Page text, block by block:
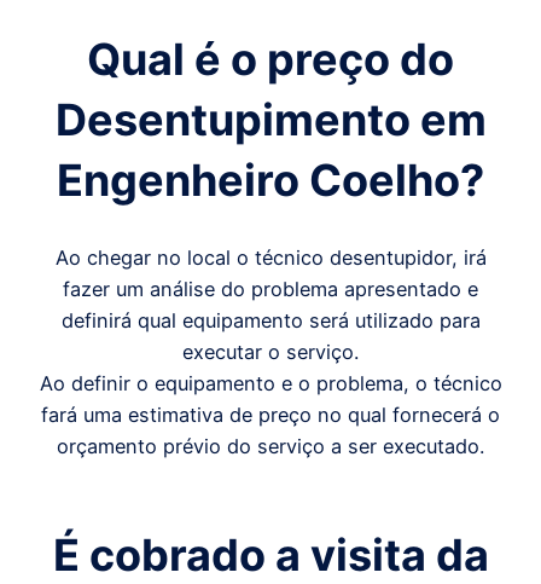
Qual é o preço do
Desentupimento em
Engenheiro Coelho?
Ao chegar no local o técnico desentupidor, irá
fazer um análise do problema apresentado e
definirá qual equipamento será utilizado para
executar o serviço.
Ao definir o equipamento e o problema, o técnico
fará uma estimativa de preço no qual fornecerá o
orçamento prévio do serviço a ser executado.
É cobrado a visita da